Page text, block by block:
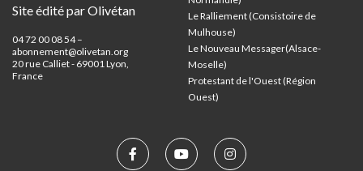
Site édité par Olivétan
04 72 00 08 54 –
abonnement@olivetan.org
20 rue Calliet - 69001 Lyon,
France
Le Ralliement (Consistoire de
Mulhouse)
Le Nouveau Messager(Alsace-
Moselle)
Protestant de l'Ouest (Région
Ouest)